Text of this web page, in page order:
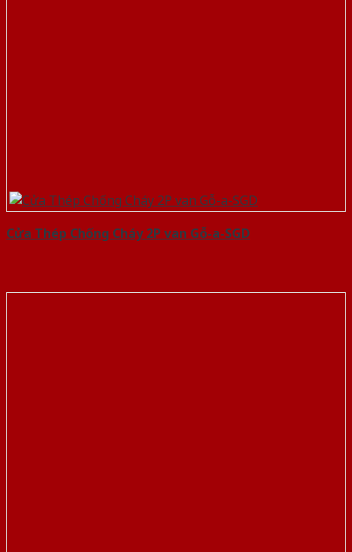
Cửa Thép Chống Cháy 2P van Gỗ-a-SGD